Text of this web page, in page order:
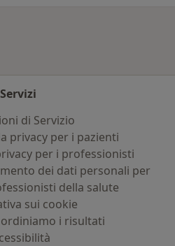
Servizi
di Servizio
privacy per i pazienti
per i professionisti
dei dati personali per
della salute
sui cookie
i risultati